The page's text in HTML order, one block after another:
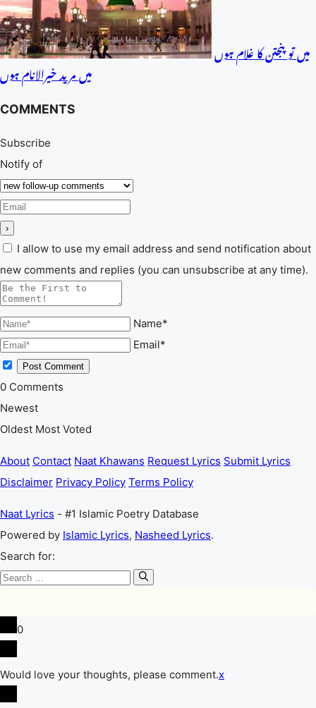
میں تو پنجتن کا غلام ہوں
میں مرید خیرالانام ہوں
COMMENTS
Subscribe
Notify of
I allow to use my email address and send notification about
new comments and replies (you can unsubscribe at any time).
Name*
Email*
0 Comments
Newest
Oldest Most Voted
About Contact Naat Khawans Request Lyrics Submit Lyrics
Disclaimer Privacy Policy Terms Policy
Naat Lyrics - #1 Islamic Poetry Database
Powered by Islamic Lyrics, Nasheed Lyrics.
Search for:
0
Would love your thoughts, please comment.x